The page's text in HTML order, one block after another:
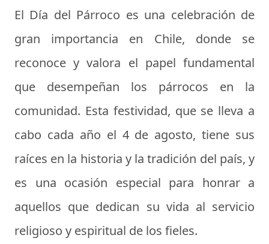
El Día del Párroco es una celebración de
gran importancia en Chile, donde se
reconoce y valora el papel fundamental
que desempeñan los párrocos en la
comunidad. Esta festividad, que se lleva a
cabo cada año el 4 de agosto, tiene sus
raíces en la historia y la tradición del país, y
es una ocasión especial para honrar a
aquellos que dedican su vida al servicio
religioso y espiritual de los fieles.